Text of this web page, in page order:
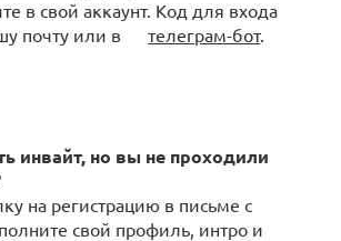
в свой аккаунт. Код для входа
почту или в
телеграм-бот.
инвайт, но вы не проходили
на регистрацию в письме с
свой профиль, интро и